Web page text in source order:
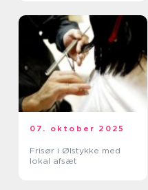
07. oktober 2025
Frisør i Ølstykke med
lokal afsæt